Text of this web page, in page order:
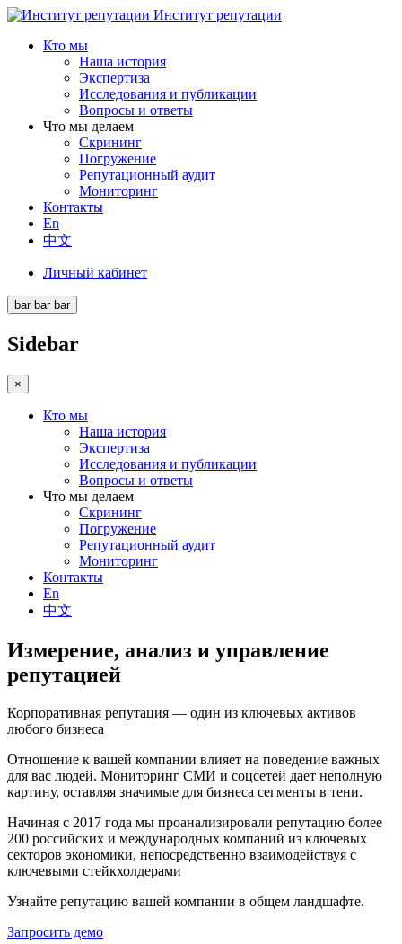
Институт репутации
Кто мы
Наша история
Экспертиза
Исследования и публикации
Вопросы и ответы
Что мы делаем
Скрининг
Погружение
Репутационный аудит
Мониторинг
Контакты
En
中文
Личный кабинет
bar bar bar
Sidebar
×
Кто мы
Наша история
Экспертиза
Исследования и публикации
Вопросы и ответы
Что мы делаем
Скрининг
Погружение
Репутационный аудит
Мониторинг
Контакты
En
中文
Измерение, анализ и управление
репутацией
Корпоративная репутация — один из ключевых активов
любого бизнеса
Отношение к вашей компании влияет на поведение важных
для вас людей. Мониторинг СМИ и соцсетей дает неполную
картину, оставляя значимые для бизнеса сегменты в тени.
Начиная с 2017 года мы проанализировали репутацию более
200 российских и международных компаний из ключевых
секторов экономики, непосредственно взаимодействуя с
ключевыми стейкхолдерами
Узнайте репутацию вашей компании в общем ландшафте.
Запросить демо